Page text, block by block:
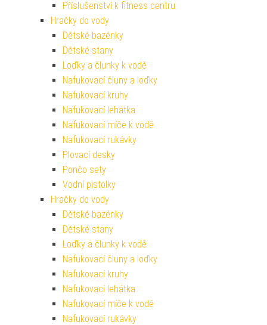
Příslušenství k fitness centru
Hračky do vody
Dětské bazénky
Dětské stany
Loďky a člunky k vodě
Nafukovací čluny a loďky
Nafukovací kruhy
Nafukovací lehátka
Nafukovací míče k vodě
Nafukovací rukávky
Plovací desky
Pončo sety
Vodní pistolky
Hračky do vody
Dětské bazénky
Dětské stany
Loďky a člunky k vodě
Nafukovací čluny a loďky
Nafukovací kruhy
Nafukovací lehátka
Nafukovací míče k vodě
Nafukovací rukávky